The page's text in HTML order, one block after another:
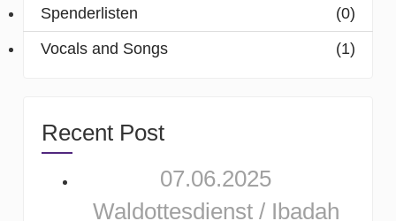
Spenderlisten
(0)
Vocals and Songs
(1)
Recent Post
07.06.2025
Waldottesdienst / Ibadah